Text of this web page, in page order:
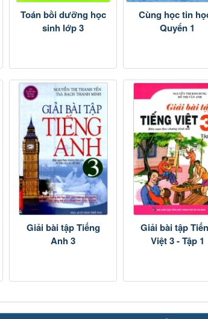
Toán bồi dưỡng học
sinh lớp 3
Cùng học tin
Quyển 1
Giải bài tập Tiếng
Anh 3
Giải bài tập
Việt 3 - Tập 1